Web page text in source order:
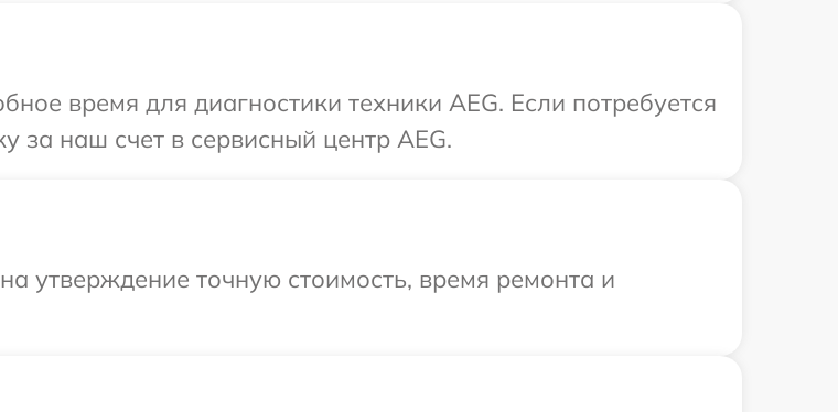
время для диагностики техники AEG. Если потребуется
за наш счет в сервисный центр AEG.
утверждение точную стоимость, время ремонта и